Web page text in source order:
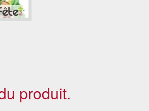
produit.